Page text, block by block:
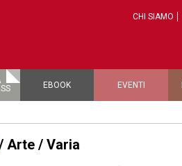
CHI SIAMO
EBOOK EVENTI
Arte / Varia